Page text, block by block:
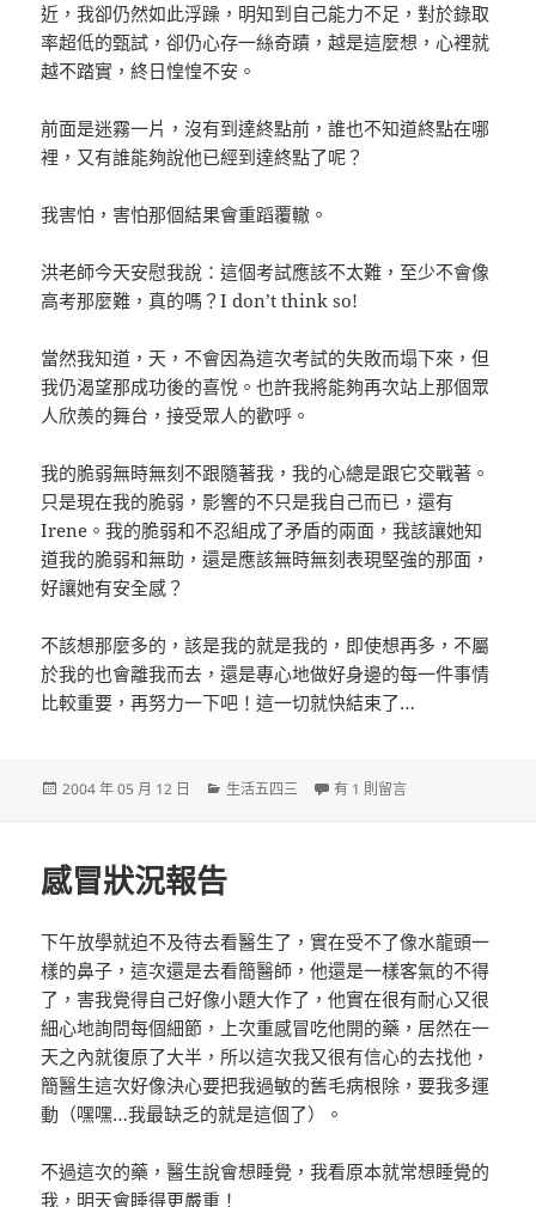
近，我卻仍然如此浮躁，明知到自己能力不足，對於錄取
率超低的甄試，卻仍心存一絲奇蹟，越是這麼想，心裡就
越不踏實，終日惶惶不安。
前面是迷霧一片，沒有到達終點前，誰也不知道終點在哪
裡，又有誰能夠說他已經到達終點了呢？
我害怕，害怕那個結果會重蹈覆轍。
洪老師今天安慰我說：這個考試應該不太難，至少不會像
高考那麼難，真的嗎？I don’t think so!
當然我知道，天，不會因為這次考試的失敗而塌下來，但
我仍渴望那成功後的喜悅。也許我將能夠再次站上那個眾
人欣羨的舞台，接受眾人的歡呼。
我的脆弱無時無刻不跟隨著我，我的心總是跟它交戰著。
只是現在我的脆弱，影響的不只是我自己而已，還有
Irene。我的脆弱和不忍組成了矛盾的兩面，我該讓她知
道我的脆弱和無助，還是應該無時無刻表現堅強的那面，
好讓她有安全感？
不該想那麼多的，該是我的就是我的，即使想再多，不屬
於我的也會離我而去，還是專心地做好身邊的每一件事情
比較重要，再努力一下吧！這一切就快結束了…
發
2004 年 05 月 12 日
分
生活五四三 在〈終於輪到我休假了〉中
有 1 則留言
感冒狀況報告
下午放學就迫不及待去看醫生了，實在受不了像水龍頭一
樣的鼻子，這次還是去看簡醫師，他還是一樣客氣的不得
了，害我覺得自己好像小題大作了，他實在很有耐心又很
細心地詢問每個細節，上次重感冒吃他開的藥，居然在一
天之內就復原了大半，所以這次我又很有信心的去找他，
簡醫生這次好像決心要把我過敏的舊毛病根除，要我多運
動（嘿嘿…我最缺乏的就是這個了）。
不過這次的藥，醫生說會想睡覺，我看原本就常想睡覺的
我，明天會睡得更嚴重！